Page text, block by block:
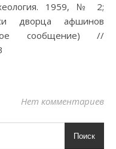
1959, № 2;
дворца афшинов
сообщение) //
Нет комментариев
Поиск